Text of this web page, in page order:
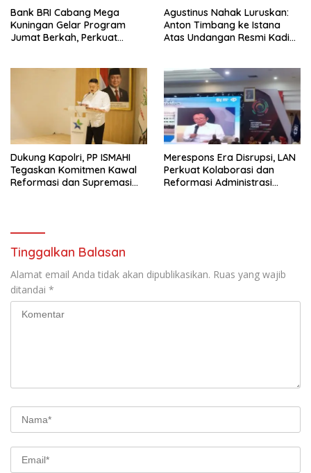
Bank BRI Cabang Mega
Kuningan Gelar Program
Jumat Berkah, Perkuat
Agustinus Nahak Luruskan:
Anton Timbang ke Istana
Atas Undangan Resmi Kadin,
Dukung Kapolri, PP ISMAHI
Tegaskan Komitmen Kawal
Reformasi dan Supremasi
Merespons Era Disrupsi, LAN
Perkuat Kolaborasi dan
Reformasi Administrasi
Tinggalkan Balasan
Alamat email Anda tidak akan dipublikasikan. Ruas yang wajib
ditandai *